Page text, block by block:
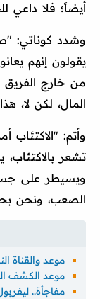
أيضاً؛ فلا داعي
وشدد كوناتي:
يقولون إنهم
من خارج الفريق
المال، لكن لا،
وأتم:
تشعر بالاكتئاب،
ويسيطر على
الصعب، ونحن
موعد والقناة
موعد الكشف
مفاجأة..